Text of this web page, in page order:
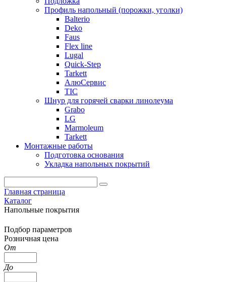
Профиль напольный (порожки, уголки)
Balterio
Deko
Faus
Flex line
Lugal
Quick-Step
Tarkett
АлюСервис
ТІС
Шнур для горячей сварки линолеума
Grabo
LG
Marmoleum
Tarkett
Монтажные работы
Подготовка основания
Укладка напольных покрытий
Главная страница
Каталог
Напольные покрытия
Подбор параметров
Розничная цена
От
До